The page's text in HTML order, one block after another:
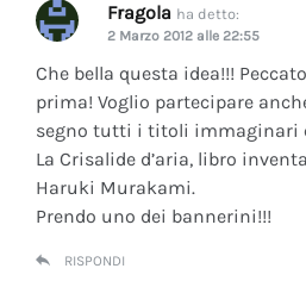
Fragola ha detto:
2 Marzo 2012 alle 22:55
Che bella questa idea!!!
prima! Voglio partecipare
segno tutti i titoli immaginari
La Crisalide d’aria, libro
Haruki Murakami.
Prendo uno dei bannerini!!!
RISPONDI